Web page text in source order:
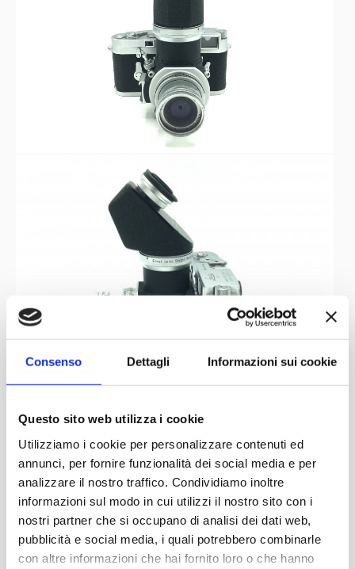
Consenso Dettagli Informazioni sui cookie
Questo sito web utilizza i cookie
Utilizziamo i cookie per personalizzare contenuti ed
annunci, per fornire funzionalità dei social media e per
analizzare il nostro traffico. Condividiamo inoltre
informazioni sul modo in cui utilizzi il nostro sito con i
nostri partner che si occupano di analisi dei dati web,
pubblicità e social media, i quali potrebbero combinarle
con altre informazioni che hai fornito loro o che hanno